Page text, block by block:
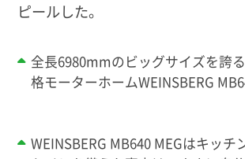
ピールした。
全長6980mmのビッグサイズを誇
格モーターホームWEINSBERG
WEINSBERG MB640 MEGはキッチ